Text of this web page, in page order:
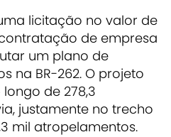
licitação no valor de
de empresa
um plano de
na BR-262. O projeto
de 278,3
justamente no trecho
mil atropelamentos.